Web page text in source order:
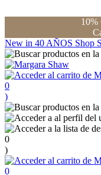
10%
New in 40 AÑOS Shop
0
)
0
)
0